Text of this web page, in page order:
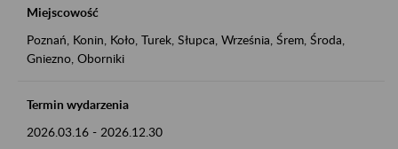
Miejscowość
Poznań, Konin, Koło, Turek, Słupca, Września, Śrem, Środa,
Gniezno, Oborniki
Termin wydarzenia
2026.03.16 - 2026.12.30